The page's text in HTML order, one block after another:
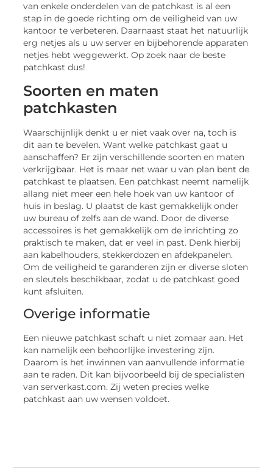
van enkele onderdelen van de patchkast is al een
stap in de goede richting om de veiligheid van uw
kantoor te verbeteren. Daarnaast staat het natuurlijk
erg netjes als u uw server en bijbehorende apparaten
netjes hebt weggewerkt. Op zoek naar de beste
patchkast dus!
Soorten en maten
patchkasten
Waarschijnlijk denkt u er niet vaak over na, toch is
dit aan te bevelen. Want welke patchkast gaat u
aanschaffen? Er zijn verschillende soorten en maten
verkrijgbaar. Het is maar net waar u van plan bent de
patchkast te plaatsen. Een patchkast neemt namelijk
allang niet meer een hele hoek van uw kantoor of
huis in beslag. U plaatst de kast gemakkelijk onder
uw bureau of zelfs aan de wand. Door de diverse
accessoires is het gemakkelijk om de inrichting zo
praktisch te maken, dat er veel in past. Denk hierbij
aan kabelhouders, stekkerdozen en afdekpanelen.
Om de veiligheid te garanderen zijn er diverse sloten
en sleutels beschikbaar, zodat u de patchkast goed
kunt afsluiten.
Overige informatie
Een nieuwe patchkast schaft u niet zomaar aan. Het
kan namelijk een behoorlijke investering zijn.
Daarom is het inwinnen van aanvullende informatie
aan te raden. Dit kan bijvoorbeeld bij de specialisten
van serverkast.com. Zij weten precies welke
patchkast aan uw wensen voldoet.